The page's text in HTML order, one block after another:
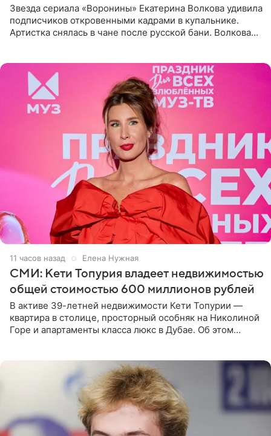
Звезда сериала «Воронины» Екатерина Волкова удивила
подписчиков откровенными кадрами в купальнике.
Артистка снялась в чане после русской бани. Волкова
11 часов назад Елена Нужная
СМИ: Кети Топурия владеет недвижимостью
общей стоимостью 600 миллионов рублей
В активе 39-летней недвижимости Кети Топурии —
квартира в столице, просторный особняк на Николиной
Горе и апартаменты класса люкс в Дубае. Об этом